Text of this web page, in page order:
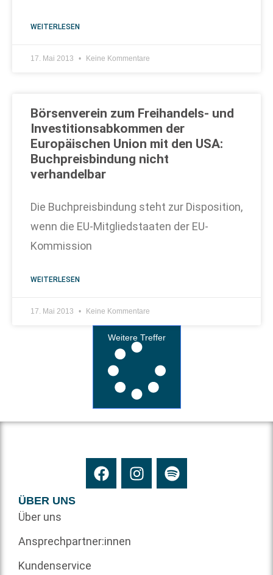
WEITERLESEN
17. Mai 2013 Keine Kommentare
Börsenverein zum Freihandels- und
Investitionsabkommen der
Europäischen Union mit den USA:
Buchpreisbindung nicht
verhandelbar
Die Buchpreisbindung steht zur Disposition,
wenn die EU-Mitgliedstaaten der EU-
Kommission
WEITERLESEN
17. Mai 2013 Keine Kommentare
Weitere Treffer
ÜBER UNS
Über uns
Ansprechpartner:innen
Kundenservice